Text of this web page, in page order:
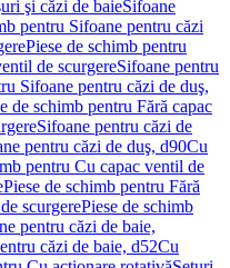
şi căzi de baieSifoane
pentru Sifoane pentru căzi
Piese de schimb pentru
de scurgereSifoane pentru
Sifoane pentru căzi de duş,
de schimb pentru Fără capac
Sifoane pentru căzi de
pentru căzi de duş, d90Cu
pentru Cu capac ventil de
Piese de schimb pentru Fără
scurgerePiese de schimb
pentru căzi de baie,
căzi de baie, d52Cu